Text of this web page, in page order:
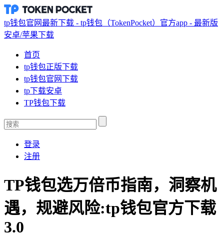
tp钱包官网最新下载 - tp钱包（TokenPocket）官方app - 最新版
安卓/苹果下载
首页
tp钱包正版下载
tp钱包官网下载
tp下载安卓
TP钱包下载
登录
注册
TP钱包选万倍币指南，洞察机
遇，规避风险:tp钱包官方下载
3.0